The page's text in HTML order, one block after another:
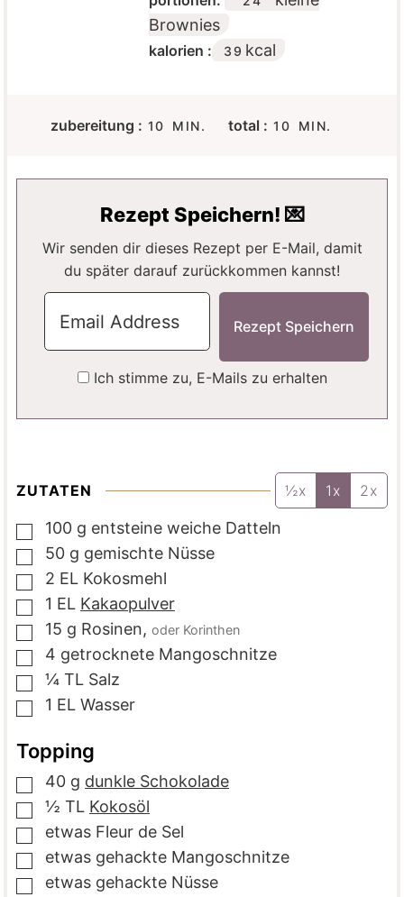
Brownies
kalorien : 39 kcal
zubereitung : 10 M
U
E
MIN. total : 10 M
U
E
N
MIN.
Rezept Speichern! 💌
Wir senden dir dieses Rezept per E-Mail, damit
du später darauf zurückkommen kannst!
Ich stimme zu, E-Mails zu erhalten
ZUTATEN ½x 1x 2x
▢
100 g entsteine weiche Datteln
▢
50 g gemischte Nüsse
▢
2 EL Kokosmehl
▢
1 EL Kakaopulver
▢
15 g Rosinen, oder Korinthen
▢
4 getrocknete Mangoschnitze
▢
¼ TL Salz
▢
1 EL Wasser
Topping
▢
40 g dunkle Schokolade
▢
½ TL Kokosöl
▢
etwas Fleur de Sel
▢
etwas gehackte Mangoschnitze
▢
etwas gehackte Nüsse